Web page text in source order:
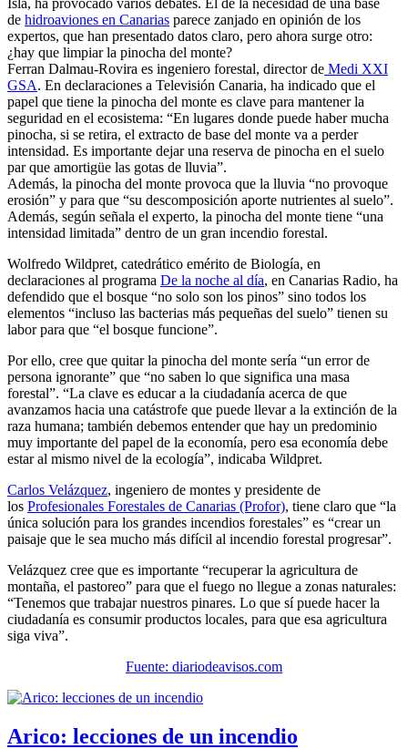
de hidroaviones en Canarias parece zanjado en opinión de los
expertos, que han presentado datos claro, pero ahora surge otro:
¿hay que limpiar la pinocha del monte?
Ferran Dalmau-Rovira es ingeniero forestal, director de Medi XXI
GSA. En declaraciones a Televisión Canaria, ha indicado que el
papel que tiene la pinocha del monte es clave para mantener la
seguridad en el ecosistema: “En lugares donde puede haber mucha
pinocha, si se retira, el extracto de base del monte va a perder
intensidad. Es importante dejar una reserva de pinocha en el suelo
par que amortigüe las gotas de lluvia”.
Además, la pinocha del monte provoca que la lluvia “no provoque
erosión” y para que “su descomposición aporte nutrientes al suelo”.
Además, según señala el experto, la pinocha del monte tiene “una
intensidad limitada” dentro de un gran incendio forestal.
Wolfredo Wildpret, catedrático emérito de Biología, en
declaraciones al programa De la noche al día, en Canarias Radio, ha
defendido que el bosque “no solo son los pinos” sino todos los
elementos “incluso las bacterias más pequeñas del suelo” tienen su
labor para que “el bosque funcione”.
Por ello, cree que quitar la pinocha del monte sería “un error de
persona ignorante” que “no saben lo que significa una masa
forestal”. “La clave es educar a la ciudadanía acerca de que
avanzamos hacia una catástrofe que puede llevar a la extinción de la
raza humana; también debemos entender que hay un predominio
muy importante del papel de la economía, pero esa economía debe
estar al mismo nivel de la ecología”, indicaba Wildpret.
Carlos Velázquez, ingeniero de montes y presidente de
los Profesionales Forestales de Canarias (Profor), tiene claro que “la
única solución para los grandes incendios forestales” es “crear un
paisaje que le sea mucho más difícil al incendio forestal progresar”.
Velázquez cree que es importante “recuperar la agricultura de
montaña, el pastoreo” para que el fuego no llegue a zonas naturales:
“Tenemos que trabajar nuestros pinares. Lo que sí puede hacer la
ciudadanía es consumir productos locales, para que esa agricultura
siga viva”.
Fuente: diariodeavisos.com
Arico: lecciones de un incendio